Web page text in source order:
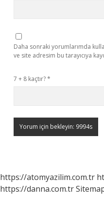
Daha sonraki yorumlarımda
ve site adresim bu tarayıcıya
7 + 8 kaçtır?*
https://atomyazilim.com.tr
https://danna.com.tr